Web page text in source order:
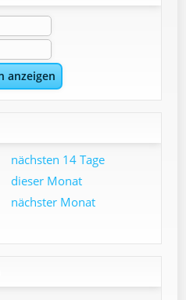
nächsten 14 Tage
dieser Monat
nächster Monat